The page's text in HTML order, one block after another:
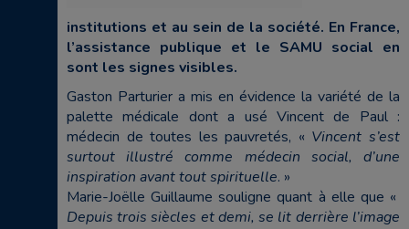
institutions et au sein de la société. En France,
l’assistance publique et le SAMU social en
sont les signes visibles.
Gaston Parturier a mis en évidence la variété de la
palette médicale dont a usé Vincent de Paul :
médecin de toutes les pauvretés, « Vincent s’est
surtout illustré comme médecin social, d’une
inspiration avant tout spirituelle. »
Marie-Joëlle Guillaume souligne quant à elle que «
Depuis trois siècles et demi, se lit derrière l’image